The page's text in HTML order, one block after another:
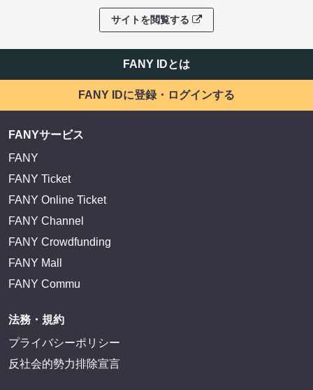
サイトを閲覧する
FANY IDとは
FANY IDに登録・ログインする
FANYサービス
FANY
FANY Ticket
FANY Online Ticket
FANY Channel
FANY Crowdfunding
FANY Mall
FANY Commu
法務・規約
プライバシーポリシー
反社会的勢力排除宣言